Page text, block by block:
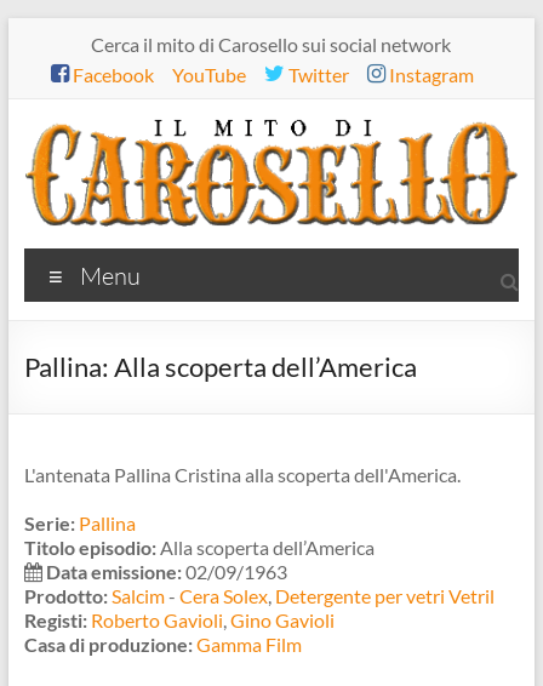
contenuto
Cerca il mito di Carosello sui social network
Facebook
YouTube Twitter Instagram
Il
mito
di
Carosello
Menu
Pallina: Alla scoperta dell’America
L'antenata Pallina Cristina alla scoperta dell'America.
Serie: Pallina
Titolo episodio:Alla scoperta dell’America
Data emissione:02/09/1963
Prodotto:Salcim- Cera Solex, Detergente per vetri Vetril
Registi: Roberto Gavioli,Gino Gavioli
Casa di produzione:Gamma Film